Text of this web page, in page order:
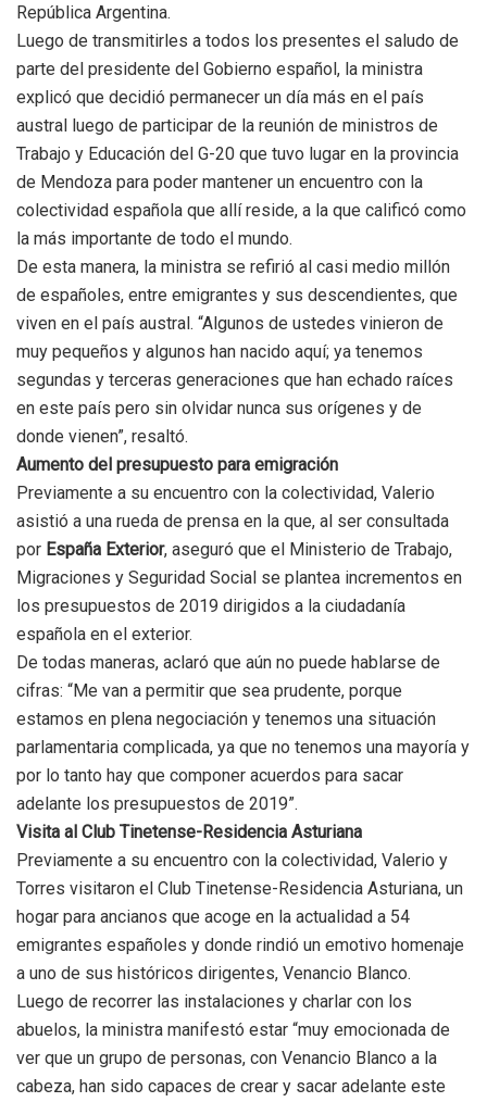
República Argentina.
Luego de transmitirles a todos los presentes el saludo de
parte del presidente del Gobierno español, la ministra
explicó que decidió permanecer un día más en el país
austral luego de participar de la reunión de ministros de
Trabajo y Educación del G-20 que tuvo lugar en la provincia
de Mendoza para poder mantener un encuentro con la
colectividad española que allí reside, a la que calificó como
la más importante de todo el mundo.
De esta manera, la ministra se refirió al casi medio millón
de españoles, entre emigrantes y sus descendientes, que
viven en el país austral. “Algunos de ustedes vinieron de
muy pequeños y algunos han nacido aquí; ya tenemos
segundas y terceras generaciones que han echado raíces
en este país pero sin olvidar nunca sus orígenes y de
donde vienen”, resaltó.
Aumento del presupuesto para emigración
Previamente a su encuentro con la colectividad, Valerio
asistió a una rueda de prensa en la que, al ser consultada
por España Exterior, aseguró que el Ministerio de Trabajo,
Migraciones y Seguridad Social se plantea incrementos en
los presupuestos de 2019 dirigidos a la ciudadanía
española en el exterior.
De todas maneras, aclaró que aún no puede hablarse de
cifras: “Me van a permitir que sea prudente, porque
estamos en plena negociación y tenemos una situación
parlamentaria complicada, ya que no tenemos una mayoría y
por lo tanto hay que componer acuerdos para sacar
adelante los presupuestos de 2019”.
Visita al Club Tinetense-Residencia Asturiana
Previamente a su encuentro con la colectividad, Valerio y
Torres visitaron el Club Tinetense-Residencia Asturiana, un
hogar para ancianos que acoge en la actualidad a 54
emigrantes españoles y donde rindió un emotivo homenaje
a uno de sus históricos dirigentes, Venancio Blanco.
Luego de recorrer las instalaciones y charlar con los
abuelos, la ministra manifestó estar “muy emocionada de
ver que un grupo de personas, con Venancio Blanco a la
cabeza, han sido capaces de crear y sacar adelante este